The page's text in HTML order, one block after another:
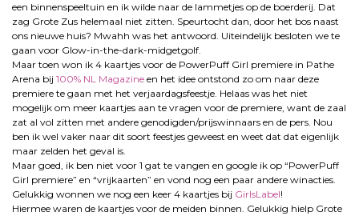
een binnenspeeltuin en ik wilde naar de lammetjes op de boerderij. Dat
zag Grote Zus helemaal niet zitten. Speurtocht dan, door het bos naast
ons nieuwe huis? Mwahh was het antwoord. Uiteindelijk besloten we te
gaan voor Glow-in-the-dark-midgetgolf.
Maar toen won ik 4 kaartjes voor de PowerPuff Girl premiere in Pathe
Arena bij 100% NL Magazine en het idee ontstond zo om naar deze
premiere te gaan met het verjaardagsfeestje. Helaas was het niet
mogelijk om meer kaartjes aan te vragen voor de premiere, want de zaal
zat al vol zitten met andere genodigden/prijswinnaars en de pers. Nou
ben ik wel vaker naar dit soort feestjes geweest en weet dat dat eigenlijk
maar zelden het geval is.
Maar goed, ik ben niet voor 1 gat te vangen en google ik op “PowerPuff
Girl premiere” en “vrijkaarten” en vond nog een paar andere winacties.
Gelukkig wonnen we nog een keer 4 kaartjes bij GirlsLabel!
Hiermee waren de kaartjes voor de meiden binnen. Gelukkig hielp Grote